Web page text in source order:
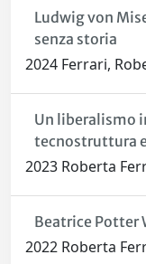
Ludwig von
senza storia
2024 Ferrari,
Un liberalismo
tecnostruttura
2023 Roberta
Beatrice Potter
2022 Roberta